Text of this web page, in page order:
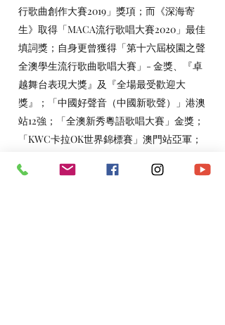
行歌曲創作大賽2019」獎項；而《深海寄
生》取得「MACA流行歌唱大賽2020」最佳
填詞獎；自身更曾獲得「第十六屆校園之聲
全澳學生流行歌曲歌唱大賽」- 金獎、『卓
越舞台表現大獎』及『全場最受歡迎大
獎』；「中國好聲音（中國新歌聲）」港澳
站12強；「全澳新秀粵語歌唱大賽」金獎；
「KWC卡拉OK世界錦標賽」澳門站亞軍；
軍及『最佳台風獎』等等獎項。